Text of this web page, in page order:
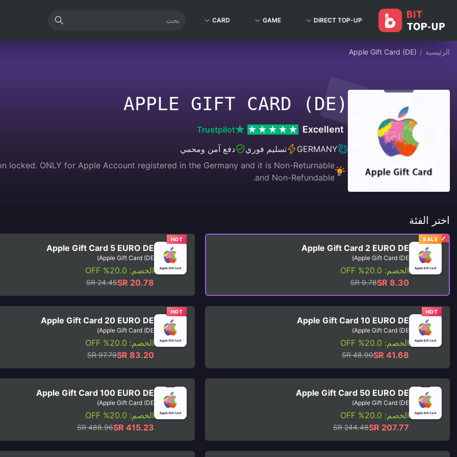
DIRECT TOP-UP
GAME
CARD
الرئيسية /
Apple Gift Card (DE)
APPLE GIFT CARD (DE)
Excellent
Trustpilot
GERMANY
تسليم فوري
دفع آمن ومحمي
ONLY for Apple Account registered in the Germany and it is Non-Returnable
and Non-Refundable.
اختر الفئة
SALE
Apple Gift Card 2 EURO DE
Apple Gift Card (DE)
الخصم: 20.0% OFF
SR 8.30
SR 9.78
HOT
Apple Gift Card 5 EURO DE
Apple Gift Card (DE)
الخصم: 20.0% OFF
SR 20.78
SR 24.45
HOT
Apple Gift Card 10 EURO DE
Apple Gift Card (DE)
الخصم: 20.0% OFF
SR 41.68
SR 48.90
HOT
Apple Gift Card 20 EURO DE
Apple Gift Card (DE)
الخصم: 20.0% OFF
SR 83.20
SR 97.79
Apple Gift Card 50 EURO DE
Apple Gift Card (DE)
الخصم: 20.0% OFF
SR 207.77
SR 244.48
Apple Gift Card 100 EURO DE
Apple Gift Card (DE)
الخصم: 20.0% OFF
SR 415.23
SR 488.96